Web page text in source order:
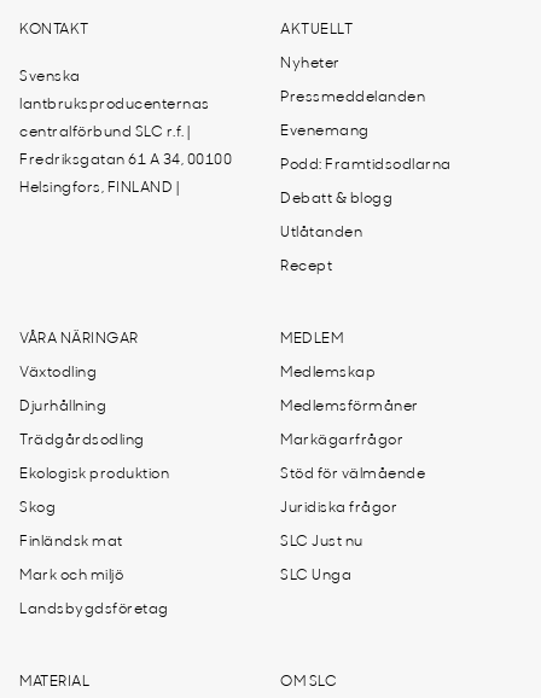
KONTAKT
Svenska
lantbruksproducenternas
centralförbund SLC r.f. |
Fredriksgatan 61 A 34, 00100
Helsingfors, FINLAND |
AKTUELLT
Nyheter
Pressmeddelanden
Evenemang
Podd: Framtidsodlarna
Debatt & blogg
Utlåtanden
Recept
VÅRA NÄRINGAR
Växtodling
Djurhållning
Trädgårdsodling
Ekologisk produktion
Skog
Finländsk mat
Mark och miljö
Landsbygdsföretag
MEDLEM
Medlemskap
Medlemsförmåner
Markägarfrågor
Stöd för välmående
Juridiska frågor
SLC Just nu
SLC Unga
MATERIAL OM SLC